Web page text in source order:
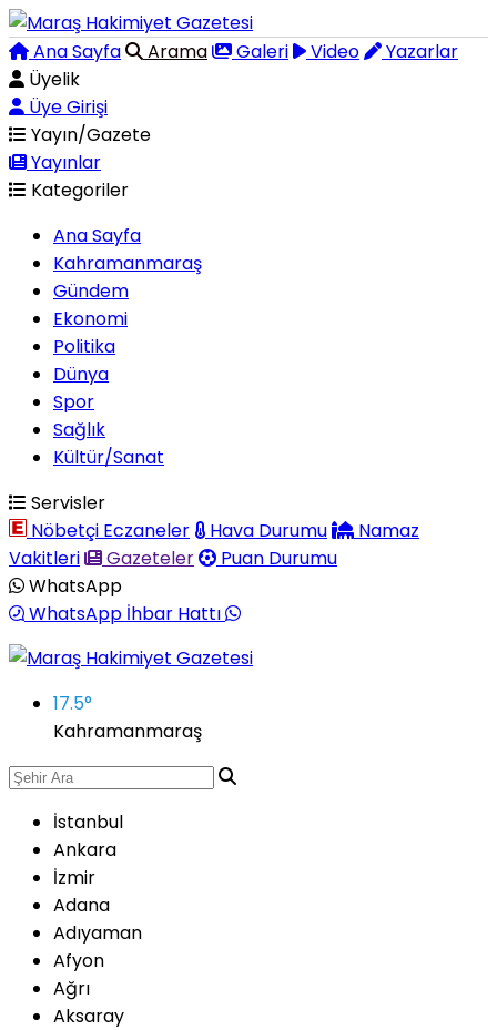
Ana Sayfa Arama Galeri Video
Yazarlar
Üyelik
Üye Girişi
Yayın/Gazete
Yayınlar
Kategoriler
Ana Sayfa
Kahramanmaraş
Gündem
Ekonomi
Politika
Dünya
Spor
Sağlık
Kültür/Sanat
Servisler
Nöbetçi Eczaneler
Hava Durumu
Namaz
Vakitleri
Gazeteler
Puan Durumu
WhatsApp
WhatsApp İhbar Hattı
17.5°
Kahramanmaraş
İstanbul
Ankara
İzmir
Adana
Adıyaman
Afyon
Ağrı
Aksaray